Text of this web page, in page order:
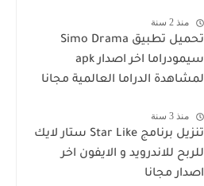
منذ 2 سنة
تحميل تطبيق Simo Drama
سيمودراما اخر اصدار apk
لمشاهدة الدراما العالمية مجانا
منذ 3 سنة
تنزيل برنامج Star Like ستار لايك
للربح للاندرويد و الايفون اخر
اصدار مجانا